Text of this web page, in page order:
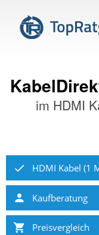
im HDMI
HDMI Kabel (1
Kaufberatung
Preisvergleich